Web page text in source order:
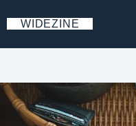
to
content
WIDEZINE